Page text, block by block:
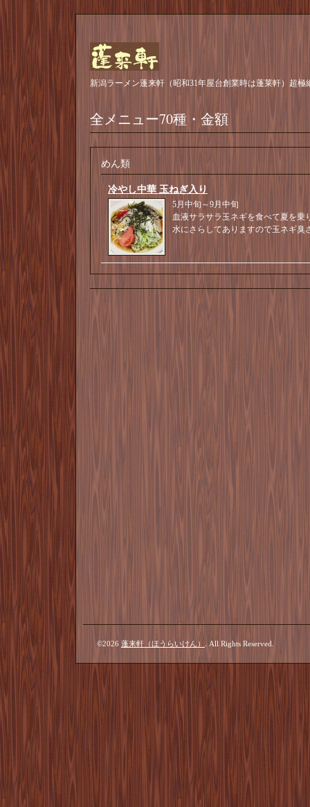
新潟ラーメン蓬来軒（昭和31年屋台創業時は蓬莱軒）超
全メニュー70種・金額
めん類
冷やし中華 玉ねぎ入り
5月中旬～9月中旬
血液サラサラ玉ネギを食べて夏を乗
水にさらしてありますので玉ネギ臭
©2026 蓬来軒（ほうらいけん） . All Rights Reserved.